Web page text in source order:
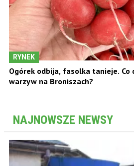
RYNEK
Ogórek odbija, fasolka tanieje. Co
warzyw na Broniszach?
NAJNOWSZE NEWSY